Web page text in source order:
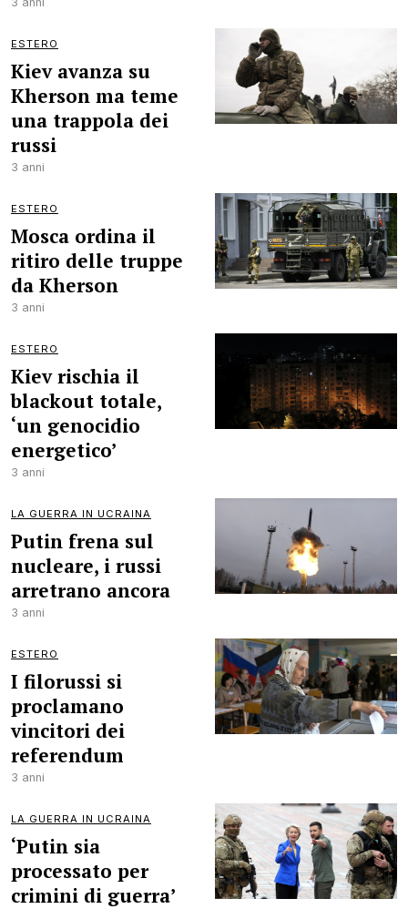
ESTERO
Kiev avanza su
Kherson ma teme
una trappola dei
russi
3 anni
ESTERO
Mosca ordina il
ritiro delle truppe
da Kherson
3 anni
ESTERO
Kiev rischia il
blackout totale,
‘un genocidio
energetico’
3 anni
LA GUERRA IN UCRAINA
Putin frena sul
nucleare, i russi
arretrano ancora
3 anni
ESTERO
I filorussi si
proclamano
vincitori dei
referendum
3 anni
LA GUERRA IN UCRAINA
‘Putin sia
processato per
crimini di guerra’